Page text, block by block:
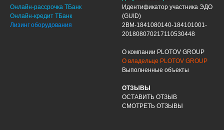
Онлайн-рассрочка ТБанк
Онлайн-кредит ТБанк
Лизинг оборудования
Идентификатор участника ЭДО
(GUID)
2BM-1841080140-184101001-
201808070217110530448
О компании PLOTOV GROUP
О владельце PLOTOV GROUP
Выполненные объекты
ОТЗЫВЫ
ОСТАВИТЬ ОТЗЫВ
СМОТРЕТЬ ОТЗЫВЫ